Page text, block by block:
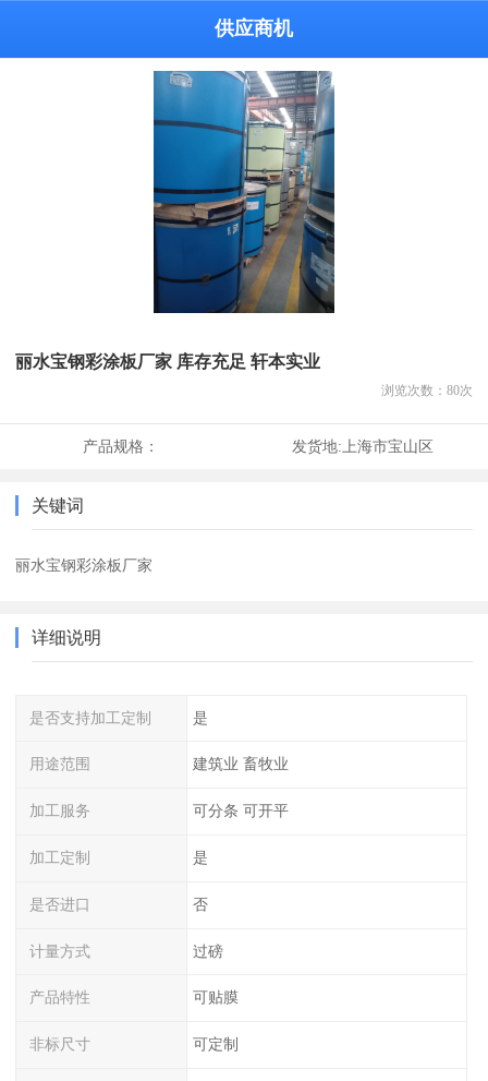
供应商机
丽水宝钢彩涂板厂家 库存充足 轩本实业
浏览次数： 80次
产品规格： 发货地:上海市宝山区
关键词
丽水宝钢彩涂板厂家
详细说明
是否支持加工定制 是
用途范围 建筑业 畜牧业
加工服务 可分条 可开平
加工定制 是
是否进口 否
计量方式 过磅
产品特性 可贴膜
非标尺寸 可定制